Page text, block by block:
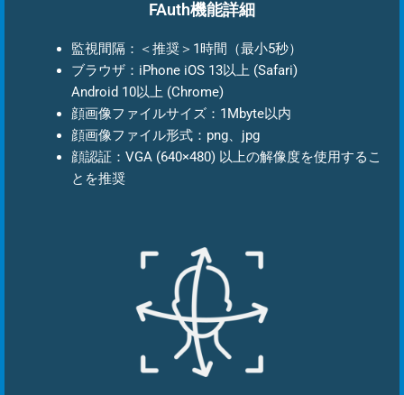
FAuth機能詳細
監視間隔：＜推奨＞1時間（最小5秒）
ブラウザ：iPhone iOS 13以上 (Safari)
Android 10以上 (Chrome)
顔画像ファイルサイズ：1Mbyte以内
顔画像ファイル形式：png、jpg
顔認証：VGA (640×480) 以上の解像度を使用するこ
とを推奨